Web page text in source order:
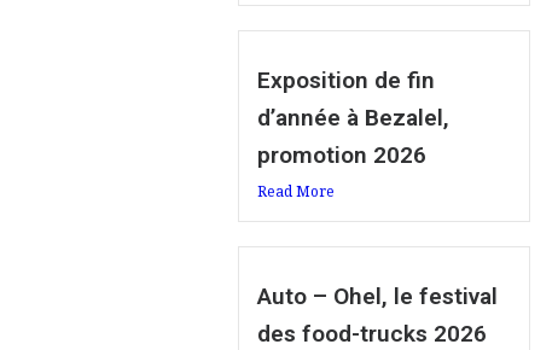
Exposition de fin
d’année à Bezalel,
promotion 2026
Read More
Auto – Ohel, le festival
des food-trucks 2026